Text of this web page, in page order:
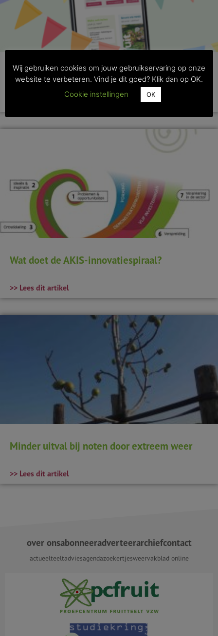
Hoe Vakblad Fruit haar digitale wortels schoot
Wat doet de AKIS-innovatiespiraal?
>> Lees dit artikel
Minder uitval bij noten door extreem weer
>> Lees dit artikel
over onsabonneeradverteerarchiefcontact
actueelteeltadviesagendazoekertjesweervakblad online
Wij gebruiken cookies om jouw gebruikservaring op onze
website te verbeteren. Vind je dit goed? Klik dan op OK.
Cookie instellingen
OK